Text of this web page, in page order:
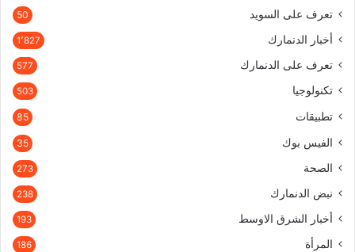
تعرف على السويد 50
أخبار الدنمارك 1٬827
تعرف على الدنمارك 577
تكنولوجيا 503
تطبيقات 85
الفيس بوك 35
الصحة 273
نبض الدنمارك 238
أخبار الشرق الاوسط 193
المرأة 186